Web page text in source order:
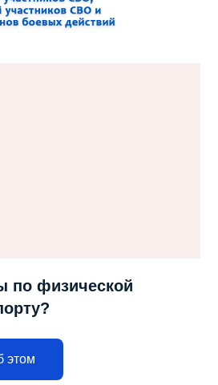
по физической
этом